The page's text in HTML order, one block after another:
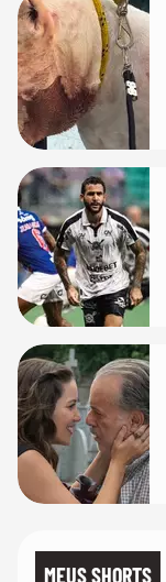
MEUS SHORTS